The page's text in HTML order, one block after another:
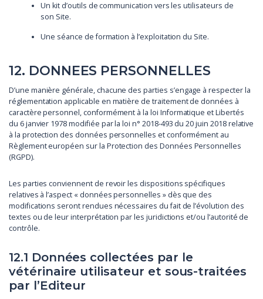
Un kit d’outils de communication vers les utilisateurs de
son Site.
Une séance de formation à l’exploitation du Site.
12. DONNEES PERSONNELLES
D’une manière générale, chacune des parties s’engage à respecter la
réglementation applicable en matière de traitement de données à
caractère personnel, conformément à la loi Informatique et Libertés
du 6 janvier 1978 modifiée par la loi n° 2018-493 du 20 juin 2018 relative
à la protection des données personnelles et conformément au
Règlement européen sur la Protection des Données Personnelles
(RGPD).
Les parties conviennent de revoir les dispositions spécifiques
relatives à l’aspect « données personnelles » dès que des
modifications seront rendues nécessaires du fait de l’évolution des
textes ou de leur interprétation par les juridictions et/ou l’autorité de
contrôle.
12.1 Données collectées par le
vétérinaire utilisateur et sous-traitées
par l’Editeur